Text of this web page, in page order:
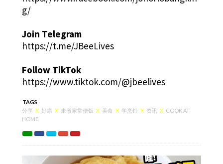
g/
Join Telegram
https://t.me/JBeeLives
Follow TikTok
https://www.tiktok.com/@jbeelives
TAGS
分享 X 好康 X 来煮家常便饭 X 美食 X 学烹饪 X 资讯 X COOK AT
HOME